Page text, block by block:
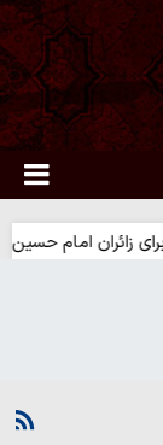
امام حسین(ع)